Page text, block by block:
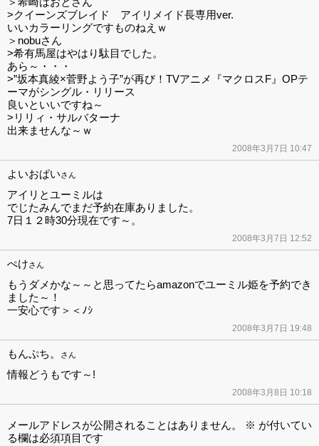
>クイーンズブレイド アイリメイド長専用ver.
いいカラーリングですものねえｗ
＞nobuさん
>希有馬屋はやはり駄目でした。
あら～・・・
>”坂本真綾×菅野よう子”が再び！TVアニメ『マクロスF』OPテ
ーマがシングル・リリース
良いといいですね～
>リリィ・サルバターナ
出来ませんな～ｗ
2008年3月7日 10:47
よいおぱいさん
アイリとユーミルは
でじたみんでまだ予約在庫ありました。
7日１２時30分現在です～。
2008年3月7日 12:52
ぺけさん
もうダメかな～～と思ってたらamazonでユーミル姫を予約でき
ました～！
一安心です＞＜ﾉｼ
2008年3月7日 19:48
もんぷち。 さん
情報どうもです～!
2008年3月8日 10:18
メールアドレスが公開されることはありません。 ※ が付いてい
る欄は必須項目です